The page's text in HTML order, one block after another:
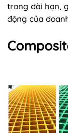
trong dài hạn,
động của